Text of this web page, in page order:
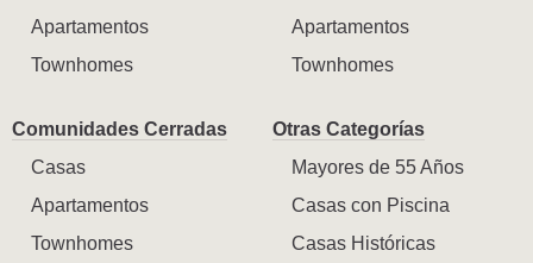
Apartamentos
Townhomes
Apartamentos
Townhomes
Comunidades Cerradas
Casas
Apartamentos
Townhomes
Otras Categorías
Mayores de 55 Años
Casas con Piscina
Casas Históricas